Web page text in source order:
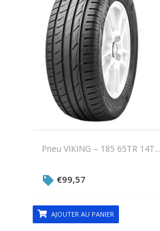
Pneu VIKING – 185 65TR 14T...
€99,57
AJOUTER AU PANIER